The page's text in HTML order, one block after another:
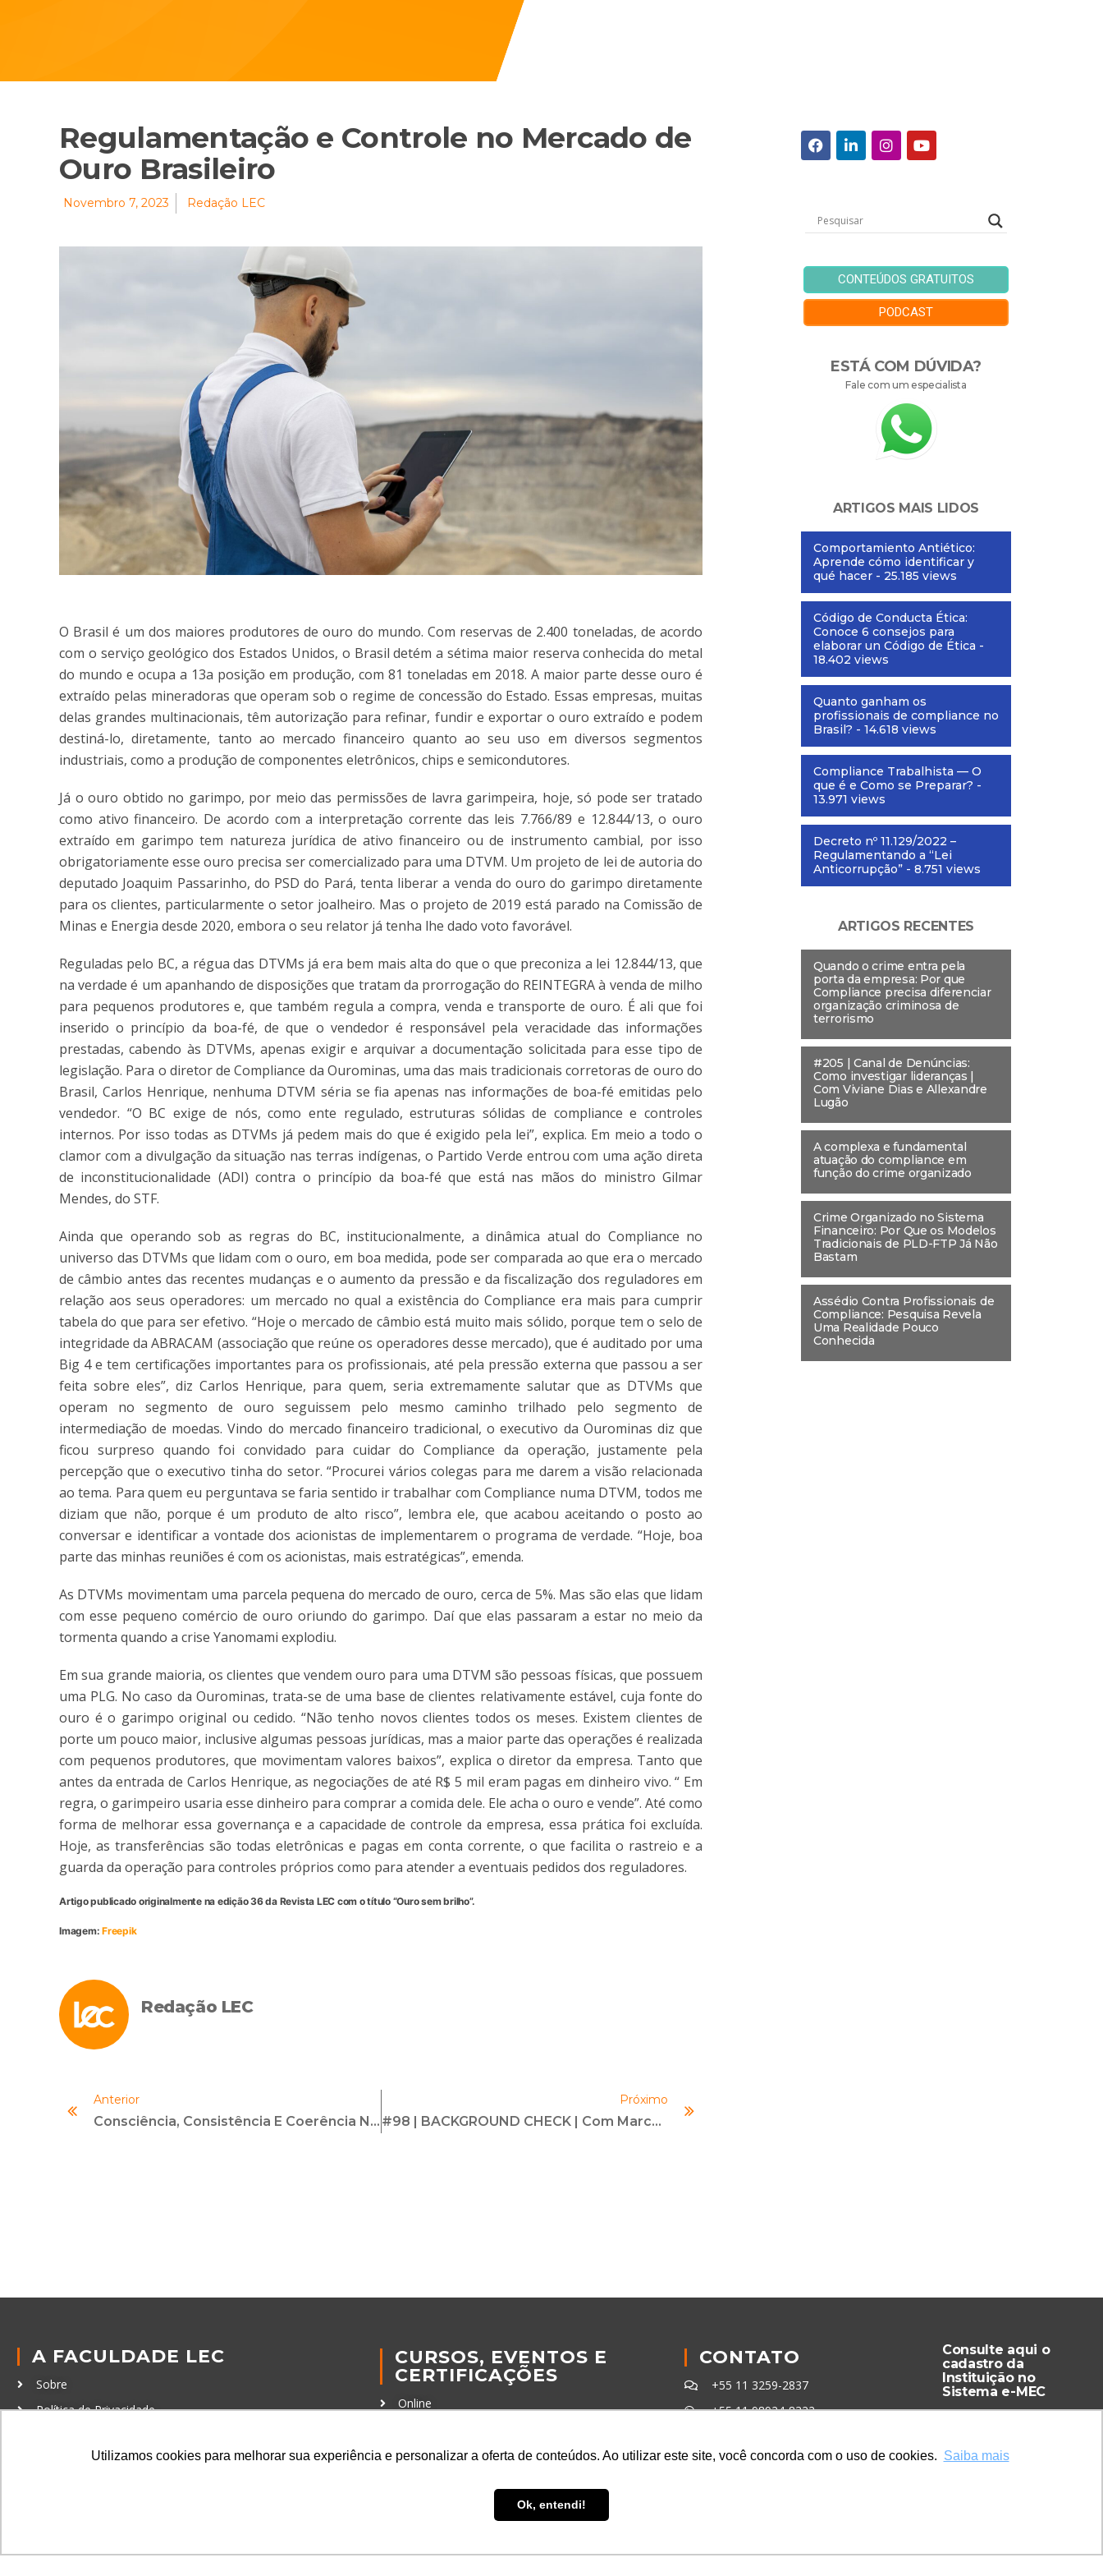
Utilizamos cookies para melhorar sua experiência e personalizar a oferta de conteúdos. Ao utilizar este site, você concorda com o uso de cookies. Saiba mais
Ok, entendi!
Regulamentação e Controle no Mercado de
Ouro Brasileiro
Novembro 7, 2023 Redação LEC
O Brasil é um dos maiores produtores de ouro do mundo. Com reservas de 2.400 toneladas, de acordo
com o serviço geológico dos Estados Unidos, o Brasil detém a sétima maior reserva conhecida do metal
do mundo e ocupa a 13a posição em produção, com 81 toneladas em 2018. A maior parte desse ouro é
extraído pelas mineradoras que operam sob o regime de concessão do Estado. Essas empresas, muitas
delas grandes multinacionais, têm autorização para refinar, fundir e exportar o ouro extraído e podem
destiná-lo, diretamente, tanto ao mercado financeiro quanto ao seu uso em diversos segmentos
industriais, como a produção de componentes eletrônicos, chips e semicondutores.
Já o ouro obtido no garimpo, por meio das permissões de lavra garimpeira, hoje, só pode ser tratado
como ativo financeiro. De acordo com a interpretação corrente das leis 7.766/89 e 12.844/13, o ouro
extraído em garimpo tem natureza jurídica de ativo financeiro ou de instrumento cambial, por isso
obrigatoriamente esse ouro precisa ser comercializado para uma DTVM. Um projeto de lei de autoria do
deputado Joaquim Passarinho, do PSD do Pará, tenta liberar a venda do ouro do garimpo diretamente
para os clientes, particularmente o setor joalheiro. Mas o projeto de 2019 está parado na Comissão de
Minas e Energia desde 2020, embora o seu relator já tenha lhe dado voto favorável.
Reguladas pelo BC, a régua das DTVMs já era bem mais alta do que o que preconiza a lei 12.844/13, que
na verdade é um apanhando de disposições que tratam da prorrogação do REINTEGRA à venda de milho
para pequenos produtores e, que também regula a compra, venda e transporte de ouro. É ali que foi
inserido o princípio da boa-fé, de que o vendedor é responsável pela veracidade das informações
prestadas, cabendo às DTVMs, apenas exigir e arquivar a documentação solicitada para esse tipo de
legislação. Para o diretor de Compliance da Ourominas, uma das mais tradicionais corretoras de ouro do
Brasil, Carlos Henrique, nenhuma DTVM séria se fia apenas nas informações de boa-fé emitidas pelo
vendedor. “O BC exige de nós, como ente regulado, estruturas sólidas de compliance e controles
internos. Por isso todas as DTVMs já pedem mais do que é exigido pela lei”, explica. Em meio a todo o
clamor com a divulgação da situação nas terras indígenas, o Partido Verde entrou com uma ação direta
de inconstitucionalidade (ADI) contra o princípio da boa-fé que está nas mãos do ministro Gilmar
Mendes, do STF.
Ainda que operando sob as regras do BC, institucionalmente, a dinâmica atual do Compliance no
universo das DTVMs que lidam com o ouro, em boa medida, pode ser comparada ao que era o mercado
de câmbio antes das recentes mudanças e o aumento da pressão e da fiscalização dos reguladores em
relação aos seus operadores: um mercado no qual a existência do Compliance era mais para cumprir
tabela do que para ser efetivo. “Hoje o mercado de câmbio está muito mais sólido, porque tem o selo de
integridade da ABRACAM (associação que reúne os operadores desse mercado), que é auditado por uma
Big 4 e tem certificações importantes para os profissionais, até pela pressão externa que passou a ser
feita sobre eles”, diz Carlos Henrique, para quem, seria extremamente salutar que as DTVMs que
operam no segmento de ouro seguissem pelo mesmo caminho trilhado pelo segmento de
intermediação de moedas. Vindo do mercado financeiro tradicional, o executivo da Ourominas diz que
ficou surpreso quando foi convidado para cuidar do Compliance da operação, justamente pela
percepção que o executivo tinha do setor. “Procurei vários colegas para me darem a visão relacionada
ao tema. Para quem eu perguntava se faria sentido ir trabalhar com Compliance numa DTVM, todos me
diziam que não, porque é um produto de alto risco”, lembra ele, que acabou aceitando o posto ao
conversar e identificar a vontade dos acionistas de implementarem o programa de verdade. “Hoje, boa
parte das minhas reuniões é com os acionistas, mais estratégicas”, emenda.
As DTVMs movimentam uma parcela pequena do mercado de ouro, cerca de 5%. Mas são elas que lidam
com esse pequeno comércio de ouro oriundo do garimpo. Daí que elas passaram a estar no meio da
tormenta quando a crise Yanomami explodiu.
Em sua grande maioria, os clientes que vendem ouro para uma DTVM são pessoas físicas, que possuem
uma PLG. No caso da Ourominas, trata-se de uma base de clientes relativamente estável, cuja fonte do
ouro é o garimpo original ou cedido. “Não tenho novos clientes todos os meses. Existem clientes de
porte um pouco maior, inclusive algumas pessoas jurídicas, mas a maior parte das operações é realizada
com pequenos produtores, que movimentam valores baixos”, explica o diretor da empresa. Tanto que
antes da entrada de Carlos Henrique, as negociações de até R$ 5 mil eram pagas em dinheiro vivo. “ Em
regra, o garimpeiro usaria esse dinheiro para comprar a comida dele. Ele acha o ouro e vende”. Até como
forma de melhorar essa governança e a capacidade de controle da empresa, essa prática foi excluída.
Hoje, as transferências são todas eletrônicas e pagas em conta corrente, o que facilita o rastreio e a
guarda da operação para controles próprios como para atender a eventuais pedidos dos reguladores.
Artigo publicado originalmente na edição 36 da Revista LEC com o título “Ouro sem brilho”.
Imagem:Freepik
Redação LEC
Anterior
Consciência, Consistência E Coerência Nas Organizações Engloba ESG Também Nas Reuniões, Eventos E Apoios Corporativos
Próximo
#98 | BACKGROUND CHECK | Com Marcus Cairrão
CONTEÚDOS GRATUITOS
PODCAST
ESTÁ COM DÚVIDA?
Fale com um especialista
ARTIGOS MAIS LIDOS
Comportamiento Antiético:
Aprende cómo identificar y
qué hacer - 25.185 views
Código de Conducta Ética:
Conoce 6 consejos para
elaborar un Código de Ética -
18.402 views
Quanto ganham os
profissionais de compliance no
Brasil? - 14.618 views
Compliance Trabalhista — O
que é e Como se Preparar? -
13.971 views
Decreto nº 11.129/2022 –
Regulamentando a “Lei
Anticorrupção” - 8.751 views
ARTIGOS RECENTES
Quando o crime entra pela
porta da empresa: Por que
Compliance precisa diferenciar
organização criminosa de
terrorismo
#205 | Canal de Denúncias:
Como investigar lideranças |
Com Viviane Dias e Allexandre
Lugão
A complexa e fundamental
atuação do compliance em
função do crime organizado
Crime Organizado no Sistema
Financeiro: Por Que os Modelos
Tradicionais de PLD-FTP Já Não
Bastam
Assédio Contra Profissionais de
Compliance: Pesquisa Revela
Uma Realidade Pouco
Conhecida
A FACULDADE LEC
Sobre
Política de Privacidade
Código de Conduta
Autenticação de documentos
CURSOS, EVENTOS E
CERTIFICAÇÕES
Online
Eventos
CONTATO
+55 11 3259-2837
+55 11 98924-8322
Consulte aqui o
cadastro da
Instituição no
Sistema e-MEC